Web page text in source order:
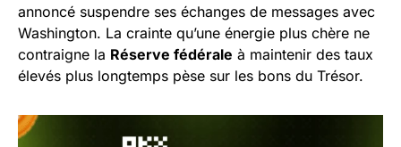
annoncé suspendre ses échanges de messages avec
Washington. La crainte qu’une énergie plus chère ne
contraigne la Réserve fédérale à maintenir des taux
élevés plus longtemps pèse sur les bons du Trésor.